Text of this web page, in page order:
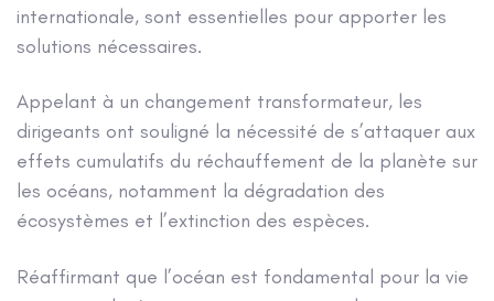
internationale, sont essentielles pour apporter les
solutions nécessaires.
Appelant à un changement transformateur, les
dirigeants ont souligné la nécessité de s’attaquer aux
effets cumulatifs du réchauffement de la planète sur
les océans, notamment la dégradation des
écosystèmes et l’extinction des espèces.
Réaffirmant que l’océan est fondamental pour la vie